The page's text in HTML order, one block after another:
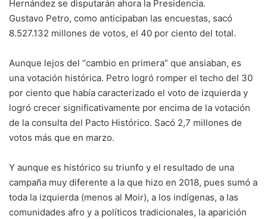
Hernández se disputarán ahora la Presidencia.
Gustavo Petro, como anticipaban las encuestas, sacó
8.527.132 millones de votos, el 40 por ciento del total.
Aunque lejos del “cambio en primera” que ansiaban, es
una votación histórica. Petro logró romper el techo del 30
por ciento que había caracterizado el voto de izquierda y
logró crecer significativamente por encima de la votación
de la consulta del Pacto Histórico. Sacó 2,7 millones de
votos más que en marzo.
Y aunque es histórico su triunfo y el resultado de una
campaña muy diferente a la que hizo en 2018, pues sumó a
toda la izquierda (menos al Moir), a los indígenas, a las
comunidades afro y a políticos tradicionales, la aparición